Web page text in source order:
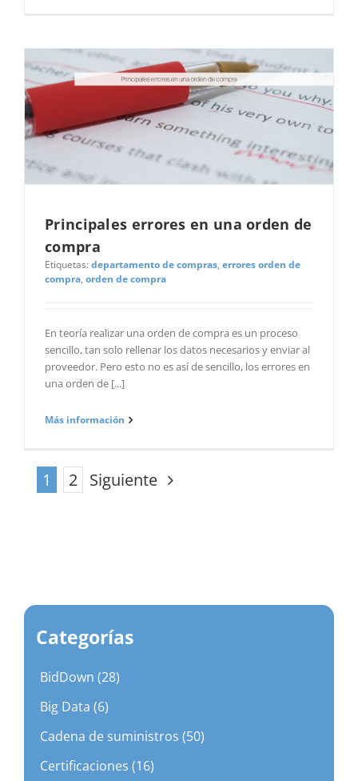
Principales errores en una orden de
compra
Etiquetas: departamento de compras, errores orden de
compra, orden de compra
En teoría realizar una orden de compra es un proceso
sencillo, tan solo rellenar los datos necesarios y enviar al
proveedor. Pero esto no es así de sencillo, los errores en
una orden de [...]
Más información
1 2 Siguiente
Categorías
BidDown (28)
Big Data (6)
Cadena de suministros (50)
Certificaciones (16)